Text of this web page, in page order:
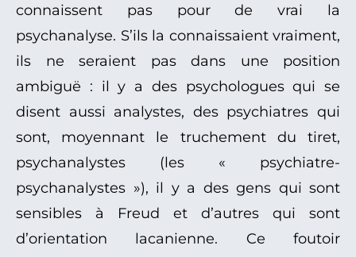
connaissent pas pour de vrai la
psychanalyse. S’ils la connaissaient vraiment,
ils ne seraient pas dans une position
ambiguë : il y a des psychologues qui se
disent aussi analystes, des psychiatres qui
sont, moyennant le truchement du tiret,
psychanalystes (les « psychiatre-
psychanalystes »), il y a des gens qui sont
sensibles à Freud et d’autres qui sont
d’orientation lacanienne. Ce foutoir